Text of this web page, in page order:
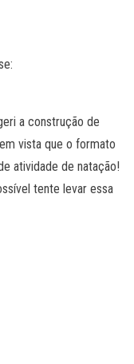
a construção de
vista que o formato
atividade de natação!
tente levar essa